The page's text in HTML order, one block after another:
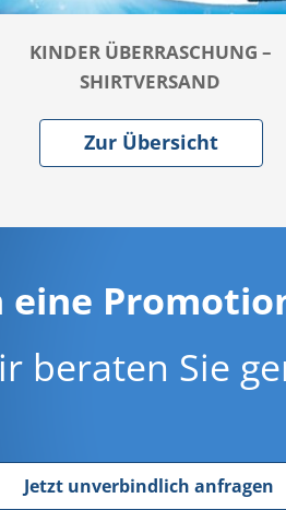
KINDER ÜBERRASCHUNG –
SHIRTVERSAND
Zur Übersicht
eine
beraten Sie
Jetzt unverbindlich